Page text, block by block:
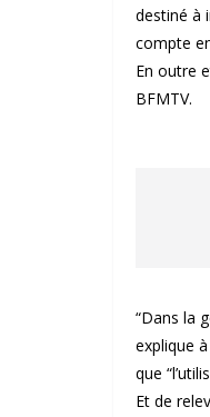
destiné à
compte
En outre
BFMTV.
“Dans la
explique
que
Et de